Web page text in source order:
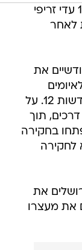
אזרח שהטריד את עיתונאית חדשות 12 עדי זריפי
לאחר
את
בן 40 בחשד לאיומים
והטרדה כלפי העיתונאית והמגישה בחדשות 12. על
תוך
בחקירה
לחקירה
את
את מעצרו